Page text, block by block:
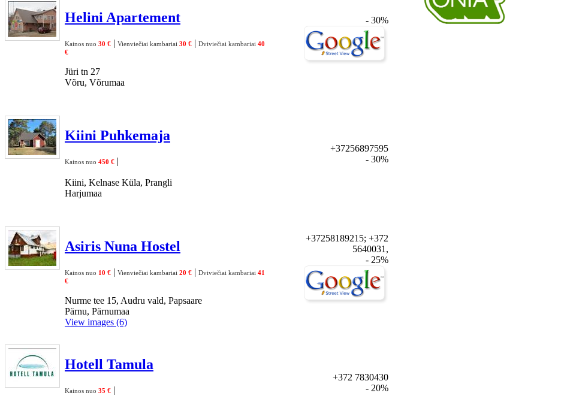
Helini Apartement
Kainos nuo 30 € | Vienviečiai kambariai 30 € | Dviviečiai kambariai 40
€
Jüri tn 27
Võru, Võrumaa
- 30%
Kiini Puhkemaja
Kainos nuo 450 € |
Kiini, Kelnase Küla, Prangli
Harjumaa
+37256897595
- 30%
Asiris Nuna Hostel
Kainos nuo 10 € | Vienviečiai kambariai 20 € | Dviviečiai kambariai 41
€
Nurme tee 15, Audru vald, Papsaare
Pärnu, Pärnumaa
+37258189215; +372
5640031,
- 25%
View images (6)
Hotell Tamula
Kainos nuo 35 € |
+372 7830430
- 20%